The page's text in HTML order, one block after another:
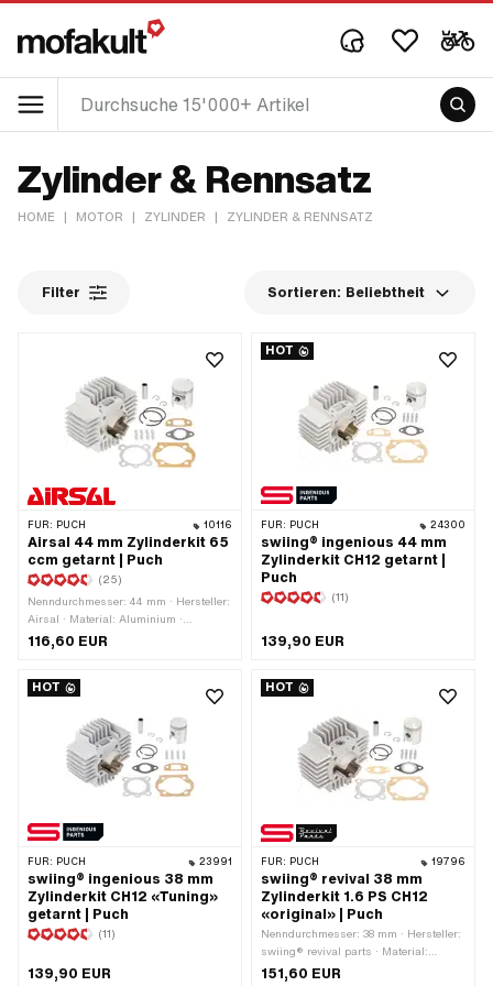
Zylinder & Rennsatz
HOME | MOTOR | ZYLINDER | ZYLINDER & RENNSATZ
Filter Sortieren: Beliebtheit
FÜR: PUCH 10116
Airsal 44 mm Zylinderkit 65
ccm getarnt | Puch
(25)
Nenndurchmesser: 44 mm · Hersteller:
Airsal · Material: Aluminium ·
Hubraum: 65 ccm · Kurbelwellenhub:
innen: 25 mm · Einlassfenster: 24 /
20 x 15 mm · Gewinde Einlass: M6x1
(Standardgewinde) · Lochabstand
Einlass: 38 mm · Ø Kolbenbolzen (B):
12 mm · Auslassart: gerade ·
Lochabstand Auslass: 42 mm ·
Gewinde Auslass: M6x1
Befestigungspunkte: 4 Stk. · Lochbild
Getarnt: Ja · Anwendungsbereich:
Tuning
116,60 EUR
HOT
FÜR: PUCH 24300
swiing® ingenious 44 mm
Zylinderkit CH12 getarnt |
Puch
(11)
139,90 EUR
HOT
FÜR: PUCH 23991
swiing® ingenious 38 mm
Zylinderkit CH12 «Tuning»
getarnt | Puch
(11)
139,90 EUR
HOT
FÜR: PUCH 19796
swiing® revival 38 mm
Zylinderkit 1.6 PS CH12
«original» | Puch
Nenndurchmesser: 38 mm · Hersteller:
swiing® revival parts · Material:
Aluminium · Hubraum: 50 ccm ·
151,60 EUR